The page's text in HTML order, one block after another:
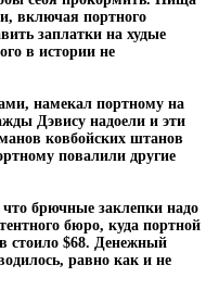
включая портного
заплатки на худые
в истории не
намекал портному на
Дэвису надоели и эти
ковбойских штанов
повалили другие
брючные заклепки надо
бюро, куда портной
стоило $68. Денежный
равно как и не